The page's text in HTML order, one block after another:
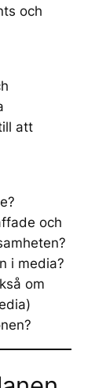
och
att
och
i media?
om